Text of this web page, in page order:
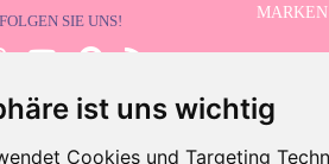
ist uns wichtig
Cookies und Targeting
FOLGEN SIE UNS!
MARKEN